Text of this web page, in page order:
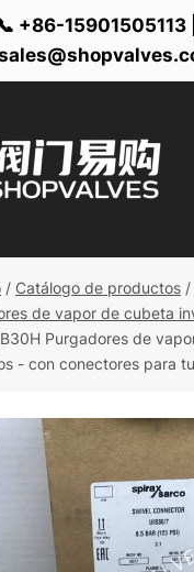
+86-15901505113
/ Catálogo de productos /
de vapor de cubeta
Purgadores de
- con conectores para